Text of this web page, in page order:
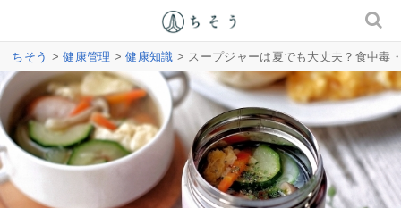
ちそう >健康管理 >健康知識 > スープジャーは夏でも大丈夫？食中毒